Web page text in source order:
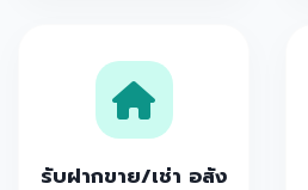
รับฝากขาย/เช่า อสัง